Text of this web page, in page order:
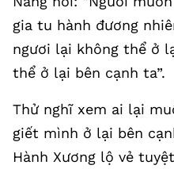
gia tu hành đương
ngươi lại không thể ở
thể ở lại bên cạnh ta”.
Thử nghĩ xem ai lại
giết mình ở lại bên
Hành Xương lộ vẻ